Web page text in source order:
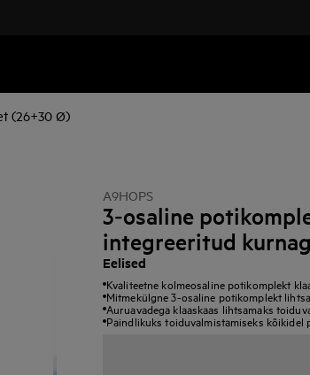
(26+30 Ø)
A9HOPS
3‑osaline
integreeritud
Eelised
Kvaliteetne kolmeosaline potikomplekt
Mitmekülgne 3-osaline potikomplekt
Auruavadega klaaskaas lihtsamaks
Paindlikuks toiduvalmistamiseks kõikidel